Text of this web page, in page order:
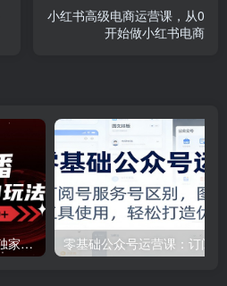
小红书高级电商运营课，从0
开始做小红书电商
最新抖音无人直播撸音浪独家9.0玩法，防封智能黑科技，新手当天日入2000+